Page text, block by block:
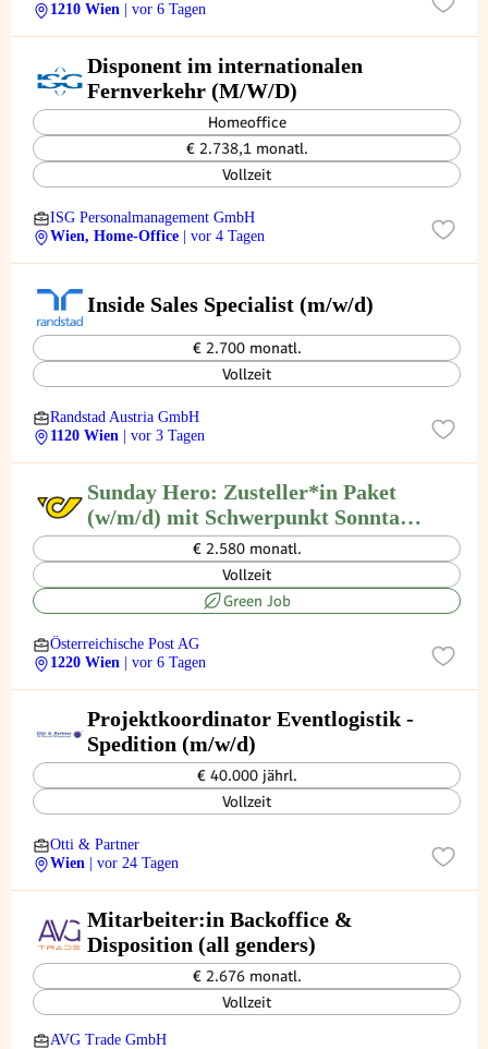
1210 Wien
| vor 6 Tagen
Disponent im internationalen
Fernverkehr (M/W/D)
Homeoffice
€ 2.738,1 monatl.
Vollzeit
ISG Personalmanagement GmbH
Wien, Home-Office
| vor 4 Tagen
Inside Sales Specialist (m/w/d)
€ 2.700 monatl.
Vollzeit
Randstad Austria GmbH
1120 Wien
| vor 3 Tagen
Sunday Hero: Zusteller*in Paket
(w/m/d) mit Schwerpunkt Sonntag
und flexiblen Wochentagen 1220
Wien
€ 2.580 monatl.
Vollzeit
Green Job
Österreichische Post AG
1220 Wien
| vor 6 Tagen
Projektkoordinator Eventlogistik -
Spedition (m/w/d)
€ 40.000 jährl.
Vollzeit
Otti & Partner
Wien
| vor 24 Tagen
Mitarbeiter:in Backoffice &
Disposition (all genders)
€ 2.676 monatl.
Vollzeit
AVG Trade GmbH